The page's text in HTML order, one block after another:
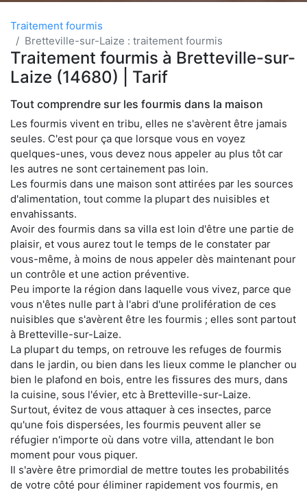
Traitement fourmis
Bretteville-sur-Laize : traitement fourmis
Traitement fourmis à Bretteville-sur-
Laize (14680) | Tarif
Tout comprendre sur les fourmis dans la maison
Les fourmis vivent en tribu, elles ne s'avèrent être jamais
seules. C'est pour ça que lorsque vous en voyez
quelques-unes, vous devez nous appeler au plus tôt car
les autres ne sont certainement pas loin.
Les fourmis dans une maison sont attirées par les sources
d'alimentation, tout comme la plupart des nuisibles et
envahissants.
Avoir des fourmis dans sa villa est loin d'être une partie de
plaisir, et vous aurez tout le temps de le constater par
vous-même, à moins de nous appeler dès maintenant pour
un contrôle et une action préventive.
Peu importe la région dans laquelle vous vivez, parce que
vous n'êtes nulle part à l'abri d'une prolifération de ces
nuisibles que s'avèrent être les fourmis ; elles sont partout
à Bretteville-sur-Laize.
La plupart du temps, on retrouve les refuges de fourmis
dans le jardin, ou bien dans les lieux comme le plancher ou
bien le plafond en bois, entre les fissures des murs, dans
la cuisine, sous l'évier, etc à Bretteville-sur-Laize.
Surtout, évitez de vous attaquer à ces insectes, parce
qu'une fois dispersées, les fourmis peuvent aller se
réfugier n'importe où dans votre villa, attendant le bon
moment pour vous piquer.
Il s'avère être primordial de mettre toutes les probabilités
de votre côté pour éliminer rapidement vos fourmis, en